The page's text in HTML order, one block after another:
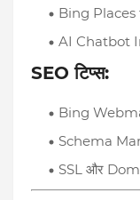
Bing Places
AI Chatbot
SEO टिप्स:
Bing
Schema
SSL और